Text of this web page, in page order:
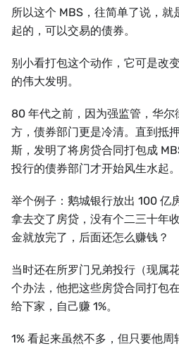
所以这个 MBS，往简单了说，就
起的，可以交易的债券。
别小看打包这个动作，它可是改
的伟大发明。
80 年代之前，因为强监管，华
方，债券部门更是冷清。直到抵
斯，发明了将房贷合同打包成
投行的债券部门才开始风生水起。
举个例子：鹅城银行放出 100 亿
拿去交了房贷，没有个二三十年
金就放完了，后面还怎么赚钱？
当时还在所罗门兄弟投行（现属
个办法，他把这些房贷合同打包
给下家，自己赚 1%。
1% 看起来虽然不多，但只要他